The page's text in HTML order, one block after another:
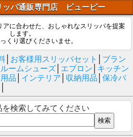
ッパ通販専門店 ビューピー
アに合わせた、おしゃれなスリッパを提案
します。
くり選びくださいませ。
お客様用スリッパセット
ブラン
ルームシューズ エプロン
キッチン
品 インテリア 収納用品
保冷バ
を検索してみてください